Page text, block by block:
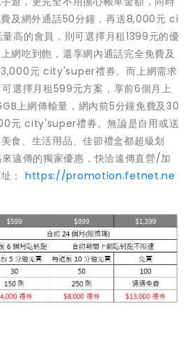
及網外通話50分鐘，再送8,000元 ci
高的會員，則可選擇月租1399元的優
網吃到飽，還享網內通話完全免費及
元 city'super禮券。而上網需求
選擇月租599元方案，享前6個月上
上網傳輸量，網內前5分鐘免費及30
元 city'super禮券。無論是自用或送
食、生活用品、佳節禮盒都超級划
遠傳的獨家優惠，快洽遠傳直營/加
： https://promotion.fetnet.ne